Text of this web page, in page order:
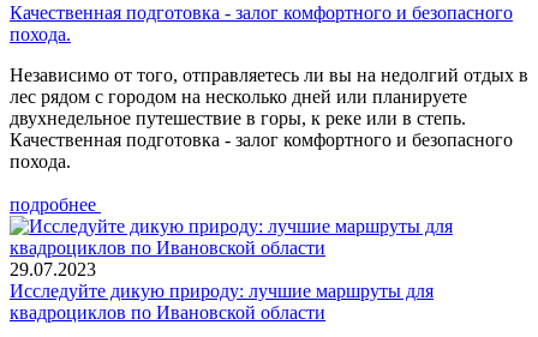
Качественная подготовка - залог комфортного и безопасного
похода.
Независимо от того, отправляетесь ли вы на недолгий отдых в
лес рядом с городом на несколько дней или планируете
двухнедельное путешествие в горы, к реке или в степь.
Качественная подготовка - залог комфортного и безопасного
похода.
подробнее
29.07.2023
Исследуйте дикую природу: лучшие маршруты для
квадроциклов по Ивановской области